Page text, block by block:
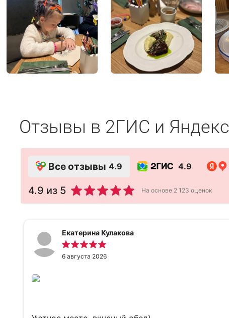
Отзывы в 2ГИС и Яндекс
Все отзывы 4.9 4.9
4.9 из 5 На основе 2 123 оценок
Екатерина Кулакова
6 августа 2026